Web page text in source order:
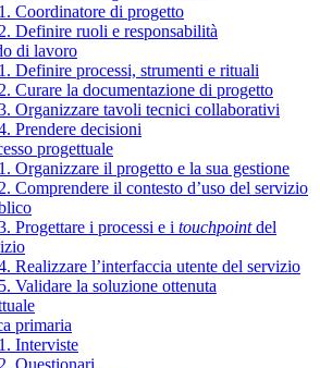
Coordinatore di progetto
Definire ruoli e responsabilità
di lavoro
Definire processi, strumenti e rituali
Curare la documentazione di progetto
Organizzare tavoli tecnici collaborativi
Prendere decisioni
progettuale
Organizzare il progetto e la sua gestione
Comprendere il contesto d’uso del servizio
Progettare i processi e i touchpointdel
Realizzare l’interfaccia utente del servizio
Validare la soluzione ottenuta
primaria
Interviste
Questionari